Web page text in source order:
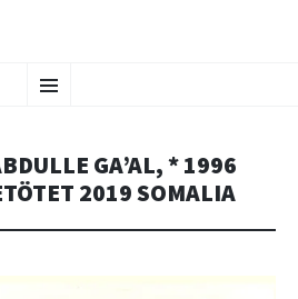
Menu
TO
GA’AL, * 1996
2019 SOMALIA